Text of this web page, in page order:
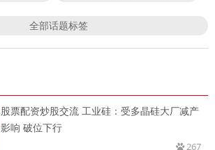
全部话题标签
股票配资炒股交流 工业硅：受多晶硅大厂减产
影响 破位下行
267